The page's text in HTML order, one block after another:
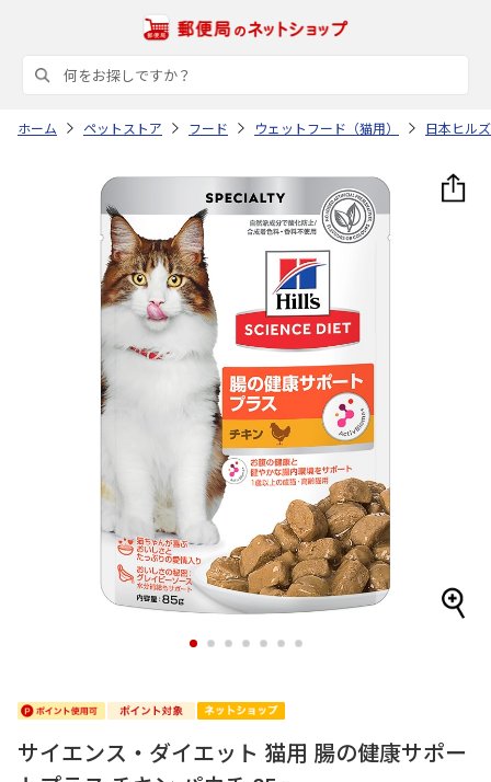
ホーム ペットストア フード ウェットフード（猫用） 日本ヒル
1 2 3 4 5 6 7
サイエンス・ダイエット 猫用 腸の健康サポー